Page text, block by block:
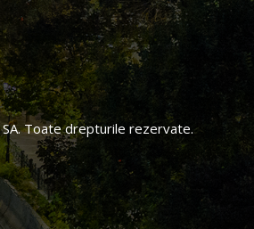
Toate drepturile rezervate.